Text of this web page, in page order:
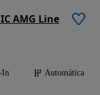
AMG Line
In
Automática